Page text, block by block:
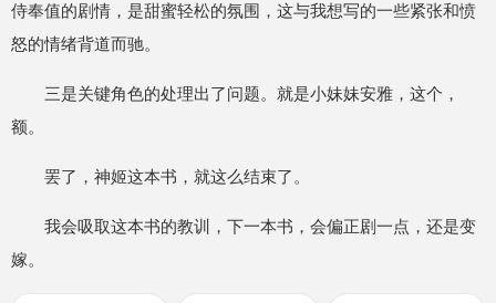
侍奉值的剧情，是甜蜜轻松的氛围，这与我想写的一些紧张和愤
怒的情绪背道而驰。
三是关键角色的处理出了问题。就是小妹妹安雅，这个，
额。
罢了，神姬这本书，就这么结束了。
我会吸取这本书的教训，下一本书，会偏正剧一点，还是变
嫁。